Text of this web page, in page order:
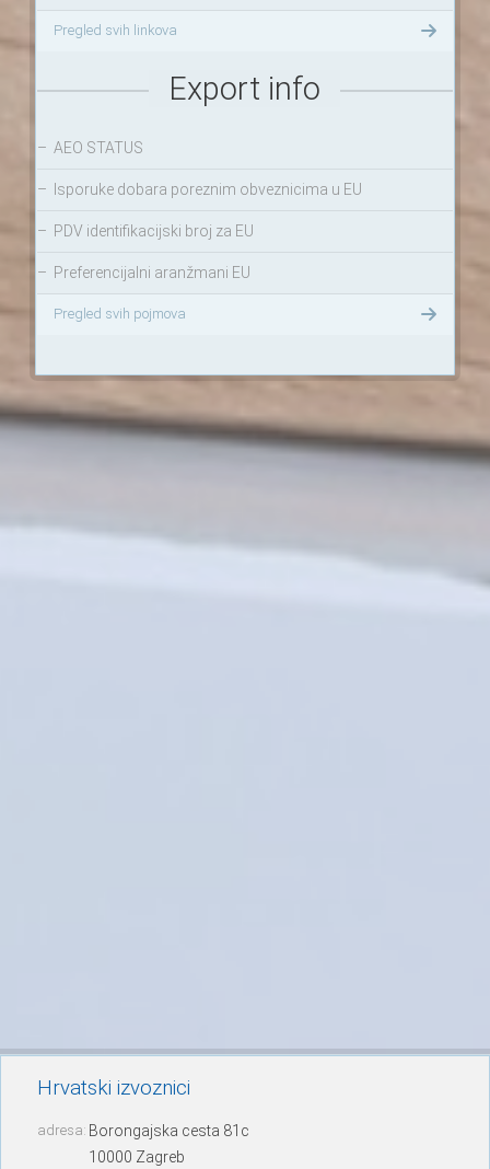
Pregled svih linkova
Export info
– AEO STATUS
– Isporuke dobara poreznim obveznicima u EU
– PDV identifikacijski broj za EU
– Preferencijalni aranžmani EU
Pregled svih pojmova
Hrvatski izvoznici
adresa: Borongajska cesta 81c
10000 Zagreb